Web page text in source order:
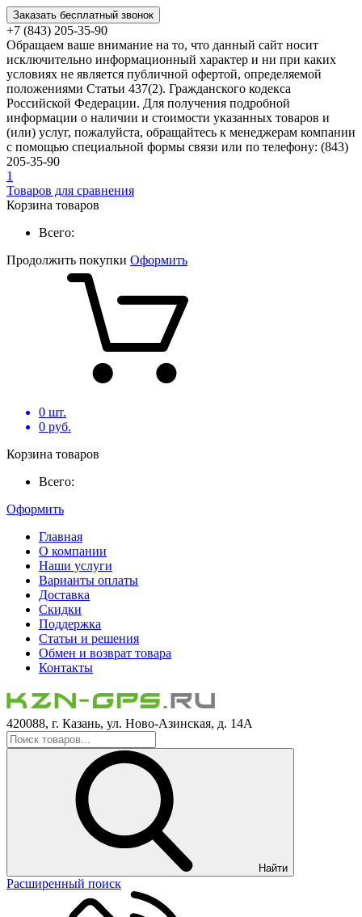
Заказать бесплатный звонок
+7 (843) 205-35-90
Обращаем ваше внимание на то, что данный сайт носит
исключительно информационный характер и ни при каких
условиях не является публичной офертой, определяемой
положениями Статьи 437(2). Гражданского кодекса
Российской Федерации. Для получения подробной
информации о наличии и стоимости указанных товаров и
(или) услуг, пожалуйста, обращайтесь к менеджерам компании
с помощью специальной формы связи или по телефону: (843)
205-35-90
1
Товаров для сравнения
Корзина товаров
Всего:
Продолжить покупки Оформить
0 шт.
0 руб.
Корзина товаров
Всего:
Оформить
Главная
О компании
Наши услуги
Варианты оплаты
Доставка
Скидки
Поддержка
Статьи и решения
Обмен и возврат товара
Контакты
420088, г. Казань, ул. Ново-Азинская, д. 14А
Найти
Расширенный поиск